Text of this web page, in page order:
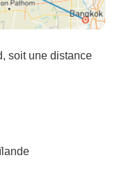
soit une distance